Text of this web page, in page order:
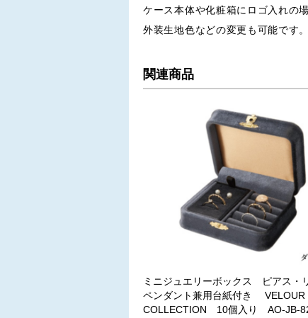
ケース本体や化粧箱にロゴ入れの
外装生地色などの変更も可能です
関連商品
ミニジュエリーボックス ピアス・
ペンダント兼用台紙付き VELOUR
COLLECTION 10個入り AO-JB-